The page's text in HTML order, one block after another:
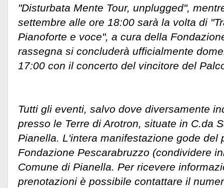
"Disturbata Mente Tour, unplugged",
settembre alle ore 18:00 sarà la volta di
Pianoforte e voce", a cura della
rassegna si concluderà ufficialmente
17:00 con il concerto del vincitore del
Tutti gli eventi, salvo dove diversamente
presso le Terre di Arotron, situate in C.da
Pianella. L'intera manifestazione gode del
Fondazione Pescarabruzzo (condividere
Comune di Pianella. Per ricevere
prenotazioni è possibile contattare il